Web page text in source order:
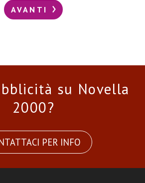
AVANTI
su Novella
2000?
PER INFO